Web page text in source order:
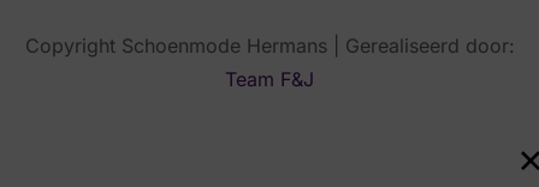
Copyright Schoenmode Hermans | Gerealiseerd door:
Team F&J